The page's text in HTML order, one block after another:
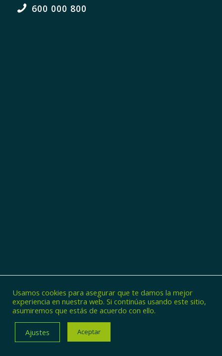
600 000 800
© Copyright - Zincaman
POLÍTICA DE PRIVACIDAD
POLÍTICA DE COOKIES
Usamos cookies para asegurar que te damos la mejor
experiencia en nuestra web. Si continúas usando este sitio,
asumiremos que estás de acuerdo con ello.
Ajustes Aceptar